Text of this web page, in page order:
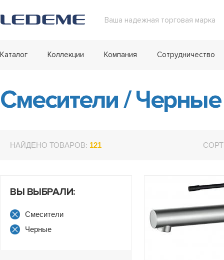
Ваша надежная торговая марка
Каталог Коллекции Компания Сотрудничество
Смесители/Черные
НАЙДЕНО ТОВАРОВ: 121
ВЫ ВЫБРАЛИ:
Смесители
Черные